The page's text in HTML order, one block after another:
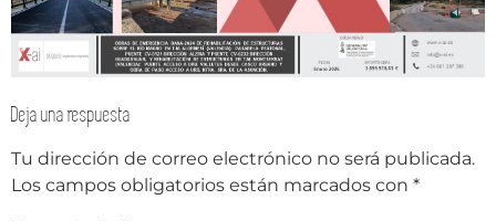
Deja una respuesta
Tu dirección de correo electrónico no será publicada.
Los campos obligatorios están marcados con *